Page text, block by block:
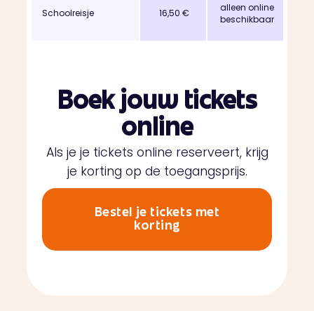
Schoolreisje 16,50 €
alleen online
beschikbaar
Boek jouw tickets
online
Als je je tickets online reserveert, krijg
je korting op de toegangsprijs.
Bestel je tickets met
korting